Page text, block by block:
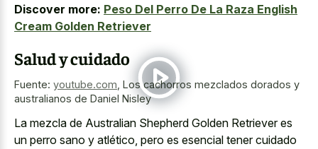
Discover more: Peso Del Perro De La Raza English
Cream Golden Retriever
Salud y cuidado
Fuente: youtube.com Los cachorros mezclados dorados y
australianos de Daniel Nisley
La mezcla de Australian Shepherd Golden Retriever es
un perro sano y atlético, pero es esencial tener cuidado